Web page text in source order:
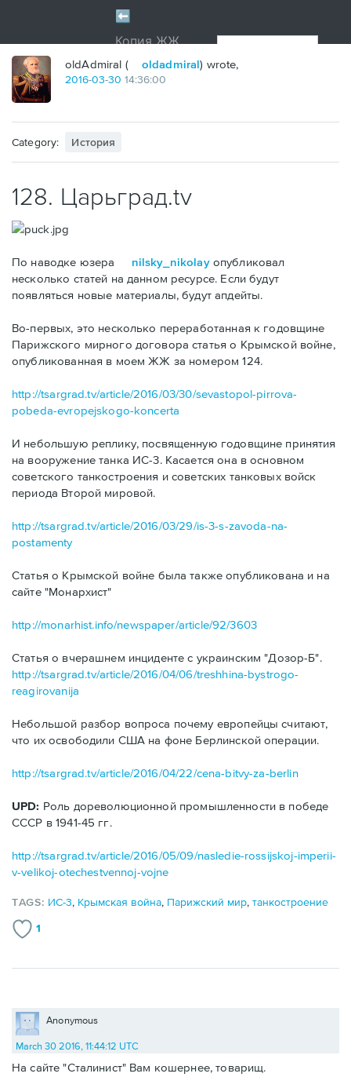
oldAdmiral ( oldadmiral) wrote,
2016-03-30 14:36:00
Category: История
128. Царьград.tv
По наводке юзера nilsky_nikolayопубликовал
несколько статей на данном ресурсе. Если будут
появляться новые материалы, будут апдейты.
Во-первых, это несколько переработанная к годовщине
Парижского мирного договора статья о Крымской войне,
опубликованная в моем ЖЖ за номером 124.
http://tsargrad.tv/article/2016/03/30/sevastopol-pirrova-
pobeda-evropejskogo-koncerta
И небольшую реплику, посвященную годовщине принятия
на вооружение танка ИС-3. Касается она в основном
советского танкостроения и советских танковых войск
периода Второй мировой.
http://tsargrad.tv/article/2016/03/29/is-3-s-zavoda-na-
postamenty
Статья о Крымской войне была также опубликована и на
сайте "Монархист"
http://monarhist.info/newspaper/article/92/3603
Статья о вчерашнем инциденте с украинским "Дозор-Б".
http://tsargrad.tv/article/2016/04/06/treshhina-bystrogo-
reagirovanija
Небольшой разбор вопроса почему европейцы считают,
что их освободили США на фоне Берлинской операции.
http://tsargrad.tv/article/2016/04/22/cena-bitvy-za-berlin
UPD: Роль дореволюционной промышленности в победе
СССР в 1941-45 гг.
http://tsargrad.tv/article/2016/05/09/nasledie-rossijskoj-imperii-
v-velikoj-otechestvennoj-vojne
TAGS: ИС-3, Крымская война, Парижский мир,танкостроение
1
Anonymous
March 30 2016, 11:44:12 UTC
На сайте "Сталинист" Вам кошернее, товарищ.